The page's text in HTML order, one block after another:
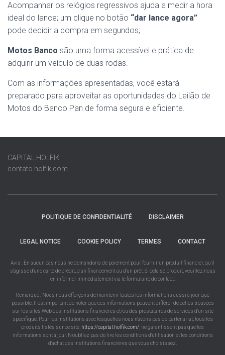
Acompanhar os relógios regressivos ajuda a medir a hora
ideal do lance; um clique no botão “dar lance agora”
pode decidir a compra em segundos;
Motos Banco são uma forma acessível e prática de
adquirir um veículo de duas rodas.
Com as informações apresentadas, você estará
preparado para aproveitar as oportunidades do Leilão de
Motos do Banco Pan de forma segura e eficiente.
CAPITAL.HOLFIK
contato.holfik.com
POLITIQUE DE CONFIDENTIALITÉ DISCLAIMER
LEGAL NOTICE COOKIE POLICY TERMES CONTACT
Avis : En aucun cas nous ne demandons de paiement pour fournir un produit financier, qu'il
s'agisse d'une carte de crédit, d'un financement ou d'un prêt. Si cela se produit, veuillez nous
en informer immédiatement via le formulaire de contact.
Remarque : Nous nous efforçons de maintenir toutes les informations aussi à jour que
possible. Il est important de noter que ces informations peuvent différer de celles trouvées
sur les sites Web des institutions financières et/ou des prestataires de services d'un site
spécifique. Pour les institutions avec lesquelles nous n'avons pas de partenariat, tous les
produits listés sur ce site, https://capital.holfik.com/, ne garantissent pas que les
informations sont à jour. N'oubliez pas de lire les conditions d'utilisation et les conditions
d'achat des institutions financières que vous choisissez.